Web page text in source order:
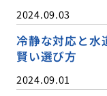
2024.09.03
冷静な対応と水
賢い選び方
2024.09.01